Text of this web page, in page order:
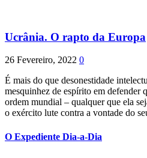
Ucrânia. O rapto da Europa
26 Fevereiro, 2022 0
É mais do que desonestidade
mesquinhez de espírito em defender
ordem mundial – qualquer que ela
o exército lute contra a vontade do
O Expediente Dia-a-Dia